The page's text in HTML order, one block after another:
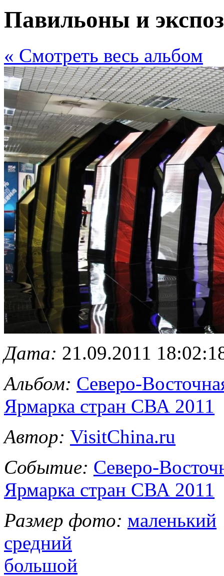
Павильоны и
« Cмотреть весь альбом
Дата: 21.09.2011
Альбом: Северо-
Ярмарка стран СВА 2011
Автор: VisitChina.ru
Событие: Северо-
Ярмарка стран СВА 2011
Размер фото: маленький
средний
большой